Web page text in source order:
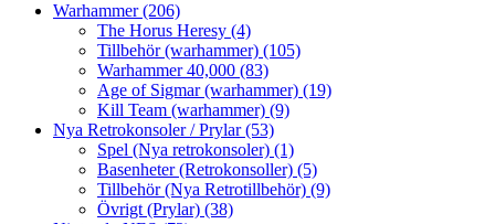
Warhammer(206)
The Horus Heresy (4)
Tillbehör (warhammer) (105)
Warhammer 40,000 (83)
Age of Sigmar (warhammer) (19)
Kill Team (warhammer) (9)
Nya Retrokonsoler / Prylar(53)
Spel (Nya retrokonsoler) (1)
Basenheter (Retrokonsoller) (5)
Tillbehör (Nya Retrotillbehör) (9)
Övrigt (Prylar) (38)